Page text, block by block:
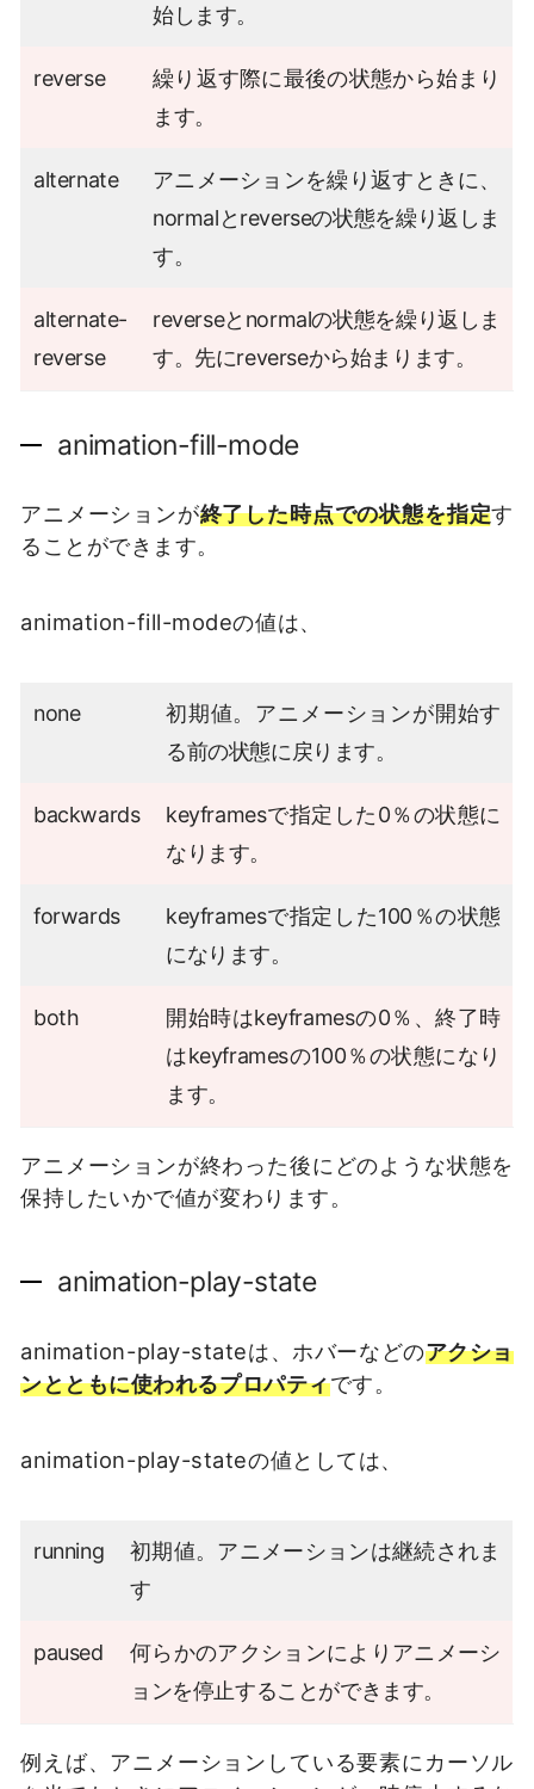
始します。
reverse
繰り返す際に最後の状態から始まり
ます。
alternate
アニメーションを繰り返すときに、
normalとreverseの状態を繰り返しま
す。
alternate-
reverse
reverseとnormalの状態を繰り返しま
す。先にreverseから始まります。
animation-fill-mode
アニメーションが終了した時点での状態を指定す
ることができます。
animation-fill-modeの値は、
none
初期値。アニメーションが開始す
る前の状態に戻ります。
backwards
keyframesで指定した0％の状態に
なります。
forwards
keyframesで指定した100％の状態
になります。
both
開始時はkeyframesの0％、終了時
はkeyframesの100％の状態になり
ます。
アニメーションが終わった後にどのような状態を
保持したいかで値が変わります。
animation-play-state
animation-play-stateは、ホバーなどのアクショ
ンとともに使われるプロパティです。
animation-play-stateの値としては、
running
初期値。アニメーションは継続されま
す
paused
何らかのアクションによりアニメーシ
ョンを停止することができます。
例えば、アニメーションしている要素にカーソル